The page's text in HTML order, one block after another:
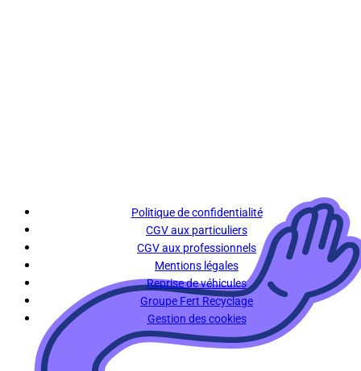
Politique de confidentialité
CGV aux particuliers
CGV aux professionnels
Mentions légales
Reprise de véhicules
Groupe Fert Recyclage
Gestion des cookies